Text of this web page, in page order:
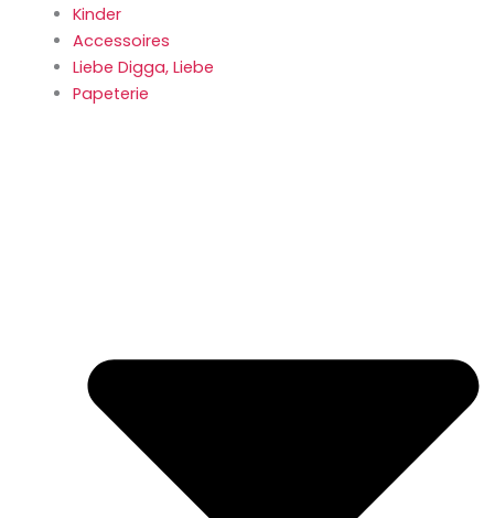
Kinder
Accessoires
Liebe Digga, Liebe
Papeterie